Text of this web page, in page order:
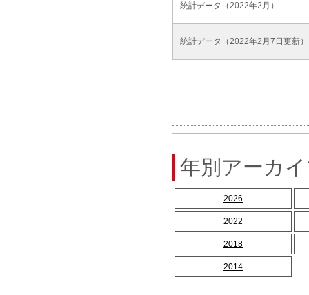
統計データ（2022年2月）
統計データ（2022年2月7日更新）
年別アーカ
2026
2022
2018
2014